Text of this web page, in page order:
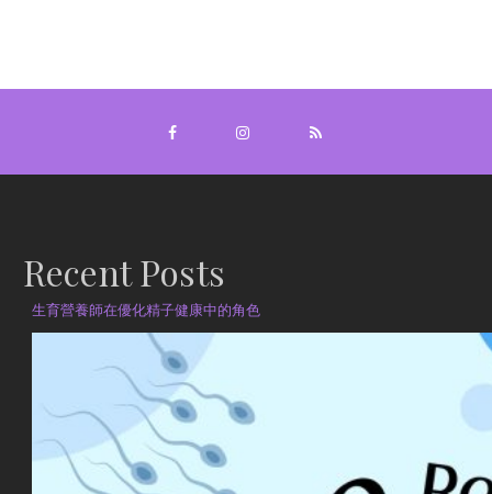
Recent Posts
生育營養師在優化精子健康中的角色